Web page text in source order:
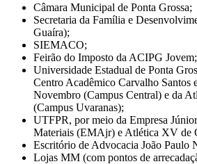
Câmara Municipal de Ponta Grossa;
Secretaria da Família e
Guaíra);
SIEMACO;
Feirão do Imposto da ACIPG Jovem;
Universidade Estadual de Ponta
Centro Acadêmico Carvalho Santos
Novembro (Campus Central) e da
(Campus Uvaranas);
UTFPR, por meio da Empresa
Materiais (EMAjr) e Atlética XV de
Escritório de Advocacia João Paulo
Lojas MM (com pontos de